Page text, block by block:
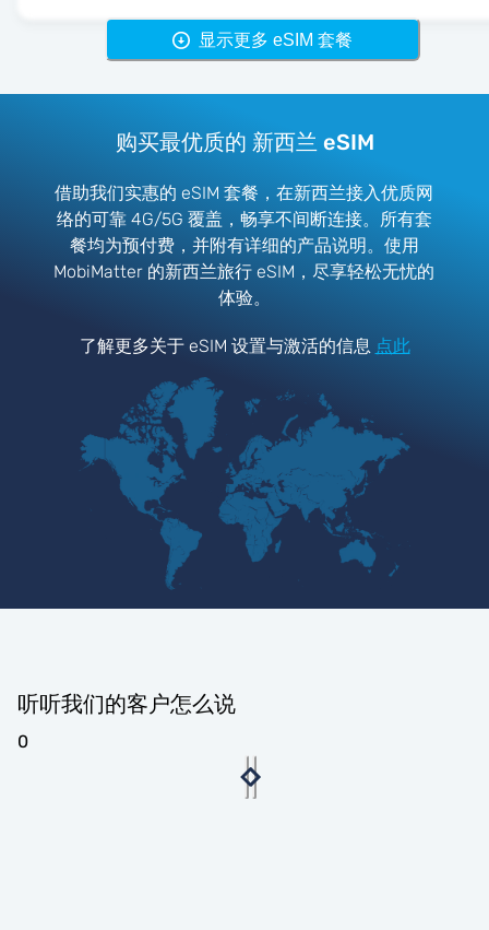
显示更多 eSIM 套餐
购买最优质的 新西兰 eSIM
借助我们实惠的 eSIM 套餐，在新西兰接入优质网
络的可靠 4G/5G 覆盖，畅享不间断连接。所有套
餐均为预付费，并附有详细的产品说明。使用
MobiMatter 的新西兰旅行 eSIM，尽享轻松无忧的
体验。
了解更多关于 eSIM 设置与激活的信息 点此
听听我们的客户怎么说
0